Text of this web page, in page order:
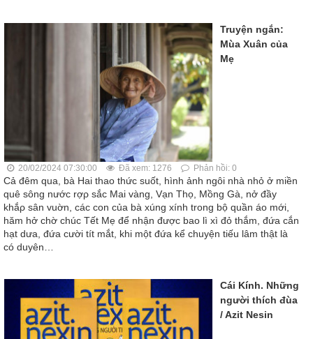
Truyện ngắn:
Mùa Xuân của
Mẹ
20/02/2024 07:30:00 Đã xem: 1276 Phản hồi: 0
Cả đêm qua, bà Hai thao thức suốt, hình ảnh ngôi nhà nhỏ ở miền
quê sông nước rợρ sắc Mai vàng, Vạn Thọ, Mồng Gà, nở đầy
khắρ sân vuờn, các con của bà xúng xính trong bộ quần áo mới,
hăm hở chờ chúc Tết Mẹ để nhận được bao lì xì đỏ thắm, đứa cắn
hạt dưa, đứa cười tít mắt, khi một đứa kể chuyện tiếu lâm thật là
có duyên…
Cái Kính. Những
người thích đùa
/ Azit Nesin